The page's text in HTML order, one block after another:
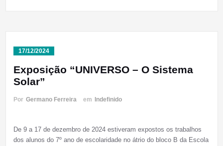
17/12/2024
Exposição “UNIVERSO – O Sistema
Solar”
Por Germano Ferreira em Indefinido
De 9 a 17 de dezembro de 2024 estiveram expostos os trabalhos
dos alunos do 7º ano de escolaridade no átrio do bloco B da Escola